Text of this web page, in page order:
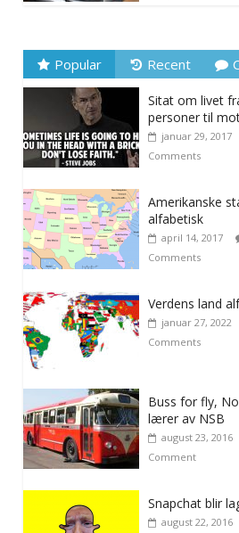
Popular Recent
Sitat om livet
personer til
januar 29, 2017
Comments
Amerikanske
alfabetisk
april 14, 2017
Comments
Verdens land
januar 27, 2022
Comments
Buss for fly,
lærer av NSB
august 23, 2016
Comment
Snapchat blir
august 22, 2016